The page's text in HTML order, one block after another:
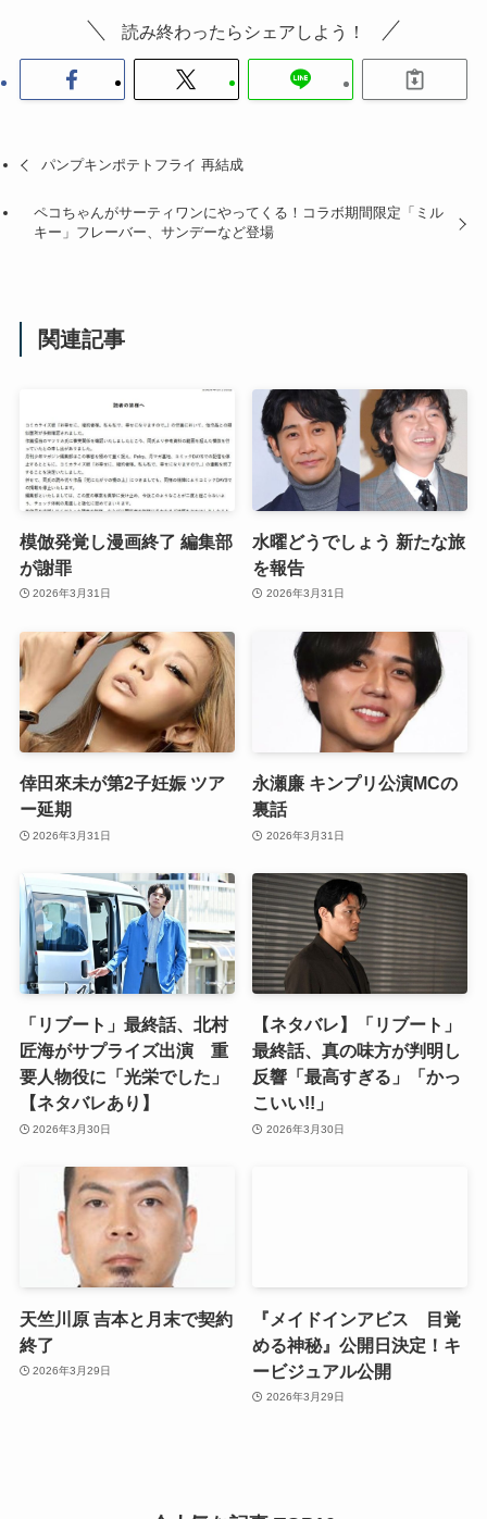
読み終わったらシェアしよう！
パンプキンポテトフライ 再結成
ペコちゃんがサーティワンにやってくる！コラボ期間限定「ミル
キー」フレーバー、サンデーなど登場
関連記事
模倣発覚し漫画終了 編集部
が謝罪
2026年3月31日
水曜どうでしょう 新たな旅
を報告
2026年3月31日
倖田來未が第2子妊娠 ツア
ー延期
2026年3月31日
永瀬廉 キンプリ公演MCの
裏話
2026年3月31日
「リブート」最終話、北村
匠海がサプライズ出演 重
要人物役に「光栄でした」
【ネタバレあり】
2026年3月30日
【ネタバレ】「リブート」
最終話、真の味方が判明し
反響「最高すぎる」「かっ
こいい!!」
2026年3月30日
天竺川原 吉本と月末で契約
終了
2026年3月29日
『メイドインアビス 目覚
める神秘』公開日決定！キ
ービジュアル公開
2026年3月29日